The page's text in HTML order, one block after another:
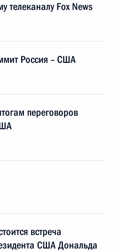
телеканалу Fox News
Россия – США
переговоров
встреча
США Дональда